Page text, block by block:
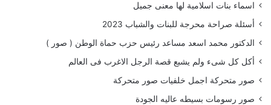
اسماء بنات اسلامية لها معنى جميل
أسئلة صراحة محرجة للبنات والشباب 2023
الدكتور محمد اسعد مساعد رئيس حزب حماة الوطن ( صور )
أكل كل شىء ولم يشبع قصة الرجل الاغرب فى العالم
صور متحركة اجمل خلفيات صور متحركة
صور رسومات بسيطه عاليه الجودة